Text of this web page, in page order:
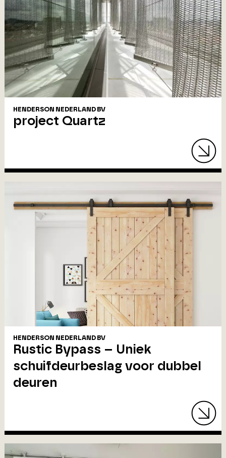
HENDERSON NEDERLAND BV
project Quartz
HENDERSON NEDERLAND BV
Rustic Bypass – Uniek
schuifdeurbeslag voor dubbel
deuren